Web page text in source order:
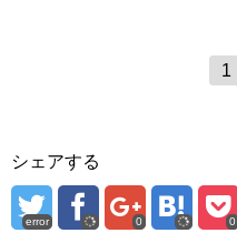
1
シェアする
error 0 0